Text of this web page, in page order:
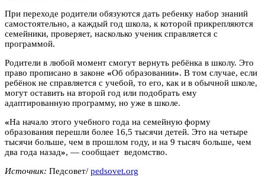
При переходе родители обязуются дать ребенку набор знаний
самостоятельно, а каждый год школа, к которой прикрепляются
семейники, проверяет, насколько ученик справляется с
программой.
Родители в любой момент смогут вернуть ребёнка в школу. Это
право прописано в законе «Об образовании». В том случае, если
ребёнок не справляется с учебой, то его, как и в обычной школе,
могут оставить на второй год или подобрать ему
адаптированную программу, но уже в школе.
«На начало этого учебного года на семейную форму
образования перешли более 16,5 тысячи детей. Это на четыре
тысячи больше, чем в прошлом году, и на 9 тысяч больше, чем
два года назад», — сообщает ведомство.
Источник: Педсовет/ pedsovet.org